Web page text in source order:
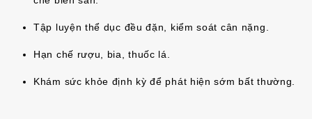
Tập luyện thể dục đều đặn, kiểm soát cân nặng.
Hạn chế rượu, bia, thuốc lá.
Khám sức khỏe định kỳ để phát hiện sớm bất thường.